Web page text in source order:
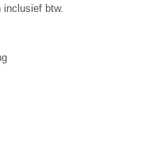
inclusief btw.